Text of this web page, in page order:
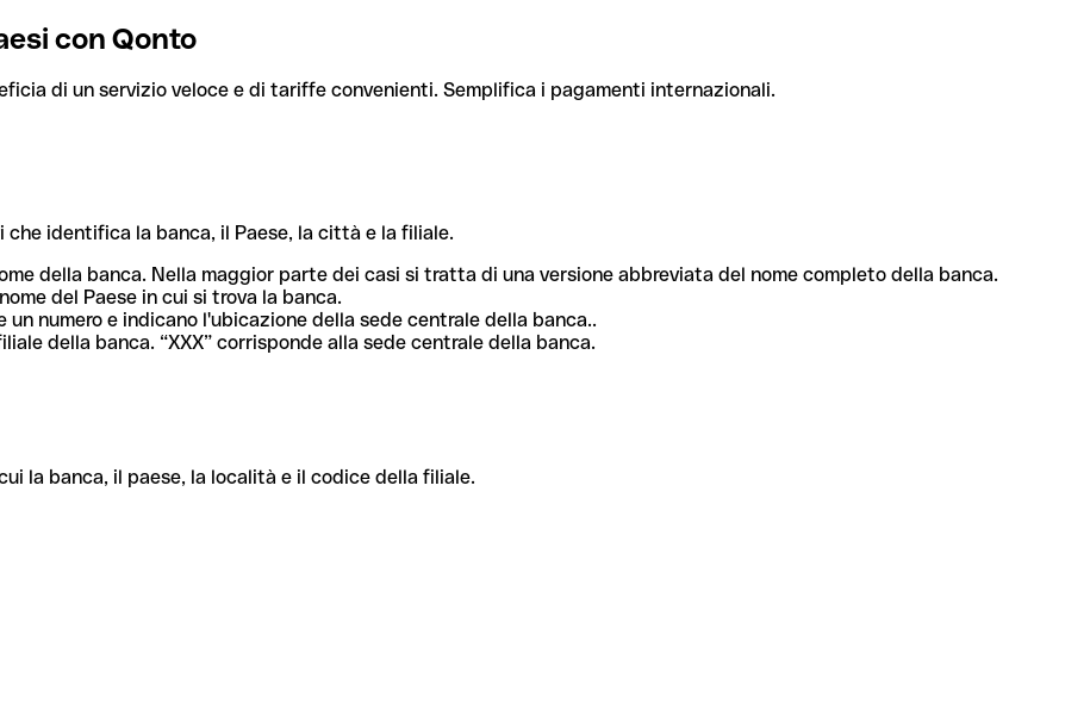
con Qonto
di un servizio veloce e di tariffe convenienti. Semplifica i pagamenti internazionali.
identifica la banca, il Paese, la città e la filiale.
della banca. Nella maggior parte dei casi si tratta di una versione abbreviata del nome completo della banca.
del Paese in cui si trova la banca.
numero e indicano l'ubicazione della sede centrale della banca..
della banca. “XXX” corrisponde alla sede centrale della banca.
la banca, il paese, la località e il codice della filiale.